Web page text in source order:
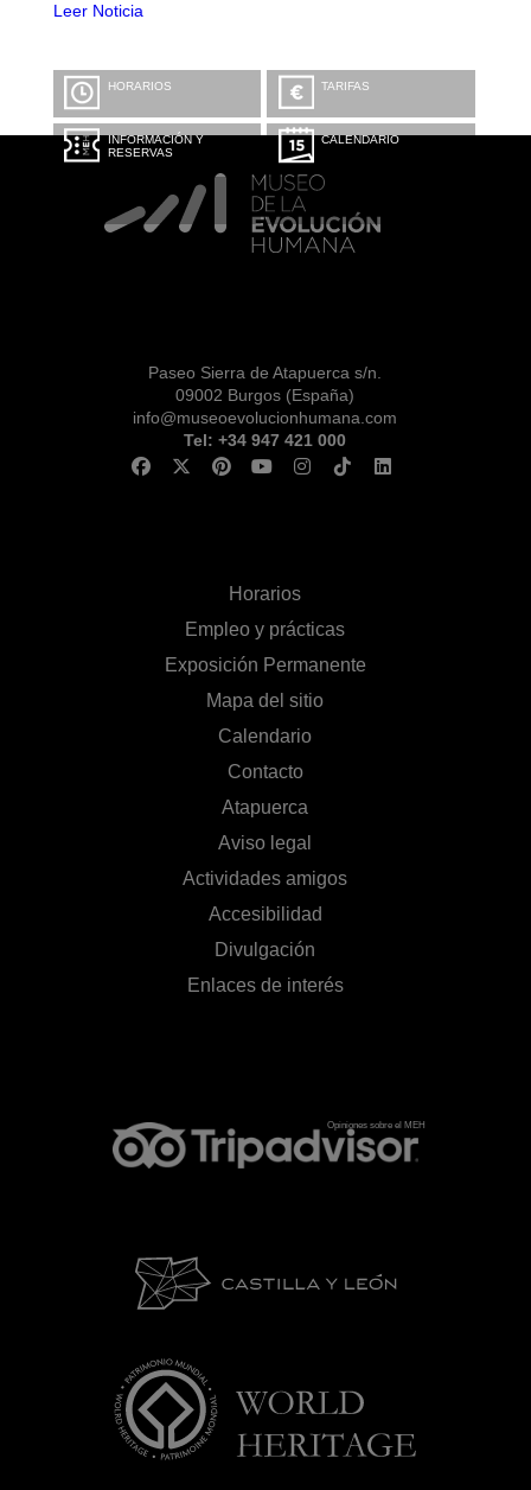
Leer Noticia
HORARIOS TARIFAS
INFORMACIÓN Y
RESERVAS
CALENDARIO
Paseo Sierra de Atapuerca s/n.
09002 Burgos (España)
info@museoevolucionhumana.com
Tel: +34 947 421 000
Horarios
Empleo y prácticas
Exposición Permanente
Mapa del sitio
Calendario
Contacto
Atapuerca
Aviso legal
Actividades amigos
Accesibilidad
Divulgación
Enlaces de interés
Opiniones sobre el MEH